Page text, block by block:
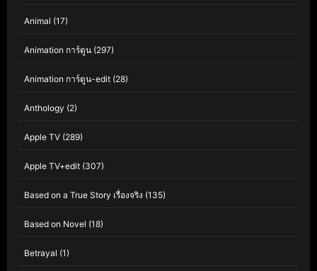
Animal (17)
Animation การ์ตูน (297)
Animation การ์ตูน-edit (28)
Anthology (2)
Apple TV (289)
Apple TV+edit (307)
Based on a True Story เรื่องจริง (135)
Based on Novel (18)
Betrayal (1)